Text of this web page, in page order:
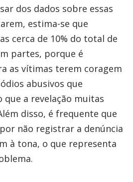
dos dados sobre essas
estima-se que
cerca de 10% do total de
partes, porque é
as vítimas terem coragem
abusivos que
a revelação muitas
disso, é frequente que
não registrar a denúncia
à tona, o que representa